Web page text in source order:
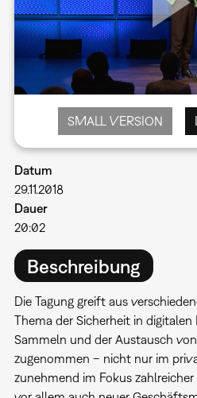
SMALL VERSION
Datum
29.11.2018
Dauer
20:02
Beschreibung
Die Tagung greift aus
Thema der Sicherheit in
Sammeln und der Austausch
zugenommen – nicht nur im
zunehmend im Fokus